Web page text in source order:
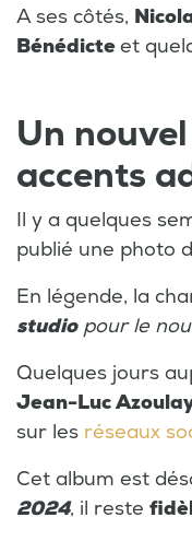
A ses côtés,
Bénédicteet
Un
accents
Il y a quelques
publié une photo
En légende, la
studiopour le
Quelques jours
Jean-Luc
sur les réseaux
Cet album est
2024, il reste